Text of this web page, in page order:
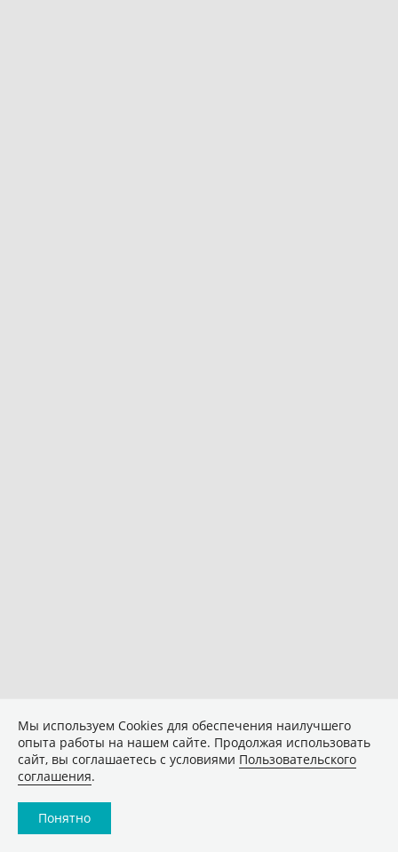
Мы используем Сookies для обеспечения наилучшего
опыта работы на нашем сайте. Продолжая использовать
сайт, вы соглашаетесь с условиями Пользовательского
соглашения.
Понятно